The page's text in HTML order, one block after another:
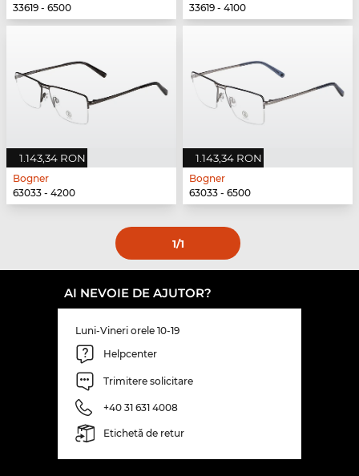
33619 - 6500
33619 - 4100
1.143,34 RON
Bogner
63033 - 4200
1.143,34 RON
Bogner
63033 - 6500
1/1
AI NEVOIE DE AJUTOR?
Luni-Vineri orele 10-19
Helpcenter
Trimitere solicitare
+40 31 631 4008
Etichetă de retur